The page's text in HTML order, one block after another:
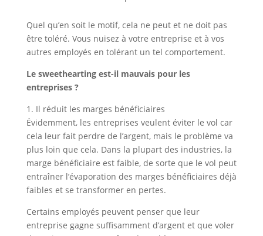
Quel qu’en soit le motif, cela ne peut et ne doit pas
être toléré. Vous nuisez à votre entreprise et à vos
autres employés en tolérant un tel comportement.
Le sweethearting est-il mauvais pour les
entreprises ?
1. Il réduit les marges bénéficiaires
Évidemment, les entreprises veulent éviter le vol car
cela leur fait perdre de l’argent, mais le problème va
plus loin que cela. Dans la plupart des industries, la
marge bénéficiaire est faible, de sorte que le vol peut
entraîner l’évaporation des marges bénéficiaires déjà
faibles et se transformer en pertes.
Certains employés peuvent penser que leur
entreprise gagne suffisamment d’argent et que voler